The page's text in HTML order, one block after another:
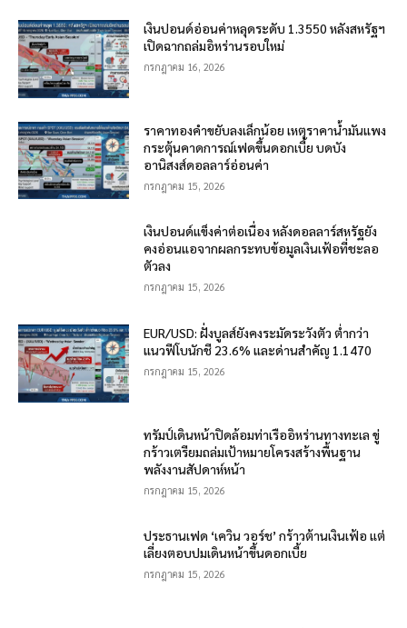
เงินปอนด์อ่อนค่าหลุดระดับ 1.3550 หลังสหรัฐฯ
เปิดฉากถล่มอิหร่านรอบใหม่
กรกฎาคม 16, 2026
ราคาทองคำขยับลงเล็กน้อย เหตุราคาน้ำมันแพง
กระตุ้นคาดการณ์เฟดขึ้นดอกเบี้ย บดบัง
อานิสงส์ดอลลาร์อ่อนค่า
กรกฎาคม 15, 2026
เงินปอนด์แข็งค่าต่อเนื่อง หลังดอลลาร์สหรัฐยัง
คงอ่อนแอจากผลกระทบข้อมูลเงินเฟ้อที่ชะลอ
ตัวลง
กรกฎาคม 15, 2026
EUR/USD: ฝั่งบูลส์ยังคงระมัดระวังตัว ต่ำกว่า
แนวฟีโบนักชี 23.6% และด่านสำคัญ 1.1470
กรกฎาคม 15, 2026
ทรัมป์เดินหน้าปิดล้อมท่าเรืออิหร่านทางทะเล ขู่
กร้าวเตรียมถล่มเป้าหมายโครงสร้างพื้นฐาน
พลังงานสัปดาห์หน้า
กรกฎาคม 15, 2026
ประธานเฟด ‘เควิน วอร์ช’ กร้าวต้านเงินเฟ้อ แต่
เลี่ยงตอบปมเดินหน้าขึ้นดอกเบี้ย
กรกฎาคม 15, 2026